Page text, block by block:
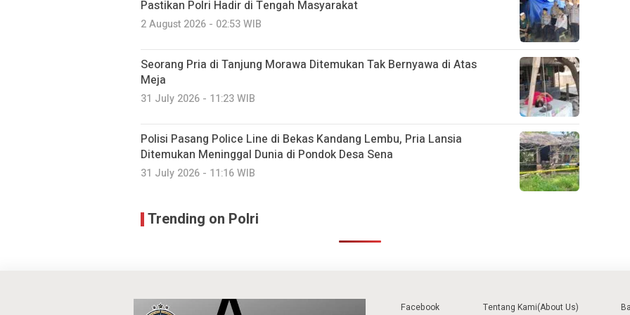
Pastikan Polri Hadir di Tengah Masyarakat
2 August 2026 - 02:53 WIB
Seorang Pria di Tanjung Morawa Ditemukan Tak Bernyawa di Atas
Meja
31 July 2026 - 11:23 WIB
Polisi Pasang Police Line di Bekas Kandang Lembu, Pria Lansia
Ditemukan Meninggal Dunia di Pondok Desa Sena
31 July 2026 - 11:16 WIB
Trending on Polri
Facebook Tentang Kami(About Us)